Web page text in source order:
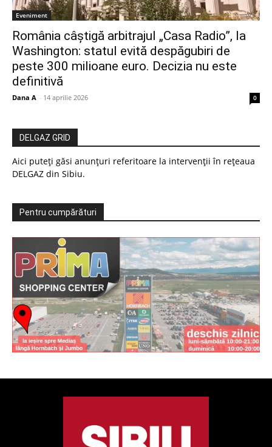
Eveniment
România câștigă arbitrajul „Casa Radio”, la
Washington: statul evită despăgubiri de
peste 300 milioane euro. Decizia nu este
definitivă
Dana A - 14 aprilie 2026 0
DELGAZ GRID
Aici puteți găsi anunțuri referitoare la intervenții în rețeaua
DELGAZ din Sibiu.
Pentru cumpărături